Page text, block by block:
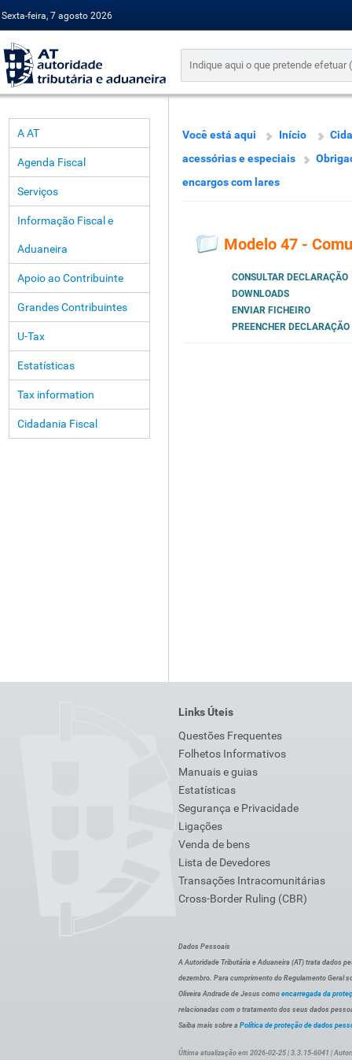
Sexta-feira, 7 agosto 2026
A AT
Agenda Fiscal
Serviços
Informação Fiscal e
Aduaneira
Apoio ao Contribuinte
Grandes Contribuintes
U-Tax
Estatísticas
Tax information
Cidadania Fiscal
Você está aqui Início
acessórias e especiais
encargos com lares
Modelo 47 -
CONSULTAR DECLARAÇÃO
DOWNLOADS
ENVIAR FICHEIRO
PREENCHER DECLARAÇÃO
Links Úteis
Questões Frequentes
Folhetos Informativos
Manuais e guias
Estatísticas
Segurança e Privacidade
Ligações
Venda de bens
Lista de Devedores
Transações Intracomunitárias
Cross-Border Ruling (CBR)
Dados Pessoais
A Autoridade Tributária e Aduaneira (AT) trata dados
dezembro. Para cumprimento do Regulamento Geral
Oliveira Andrade de Jesus como encarregada da
relacionadas com o tratamento dos seus dados
Saiba mais sobre a Política de proteção de dados
Última atualização em 2026-02-25 | 3.3.15-6041 |